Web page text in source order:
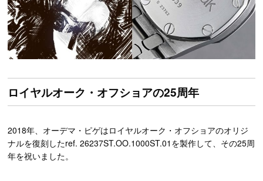
ロイヤルオーク・オフショアの25周年
2018年、オーデマ・ピゲはロイヤルオーク・オフショアのオリジ
ナルを復刻したref. 26237ST.OO.1000ST.01を製作して、その25周
年を祝いました。